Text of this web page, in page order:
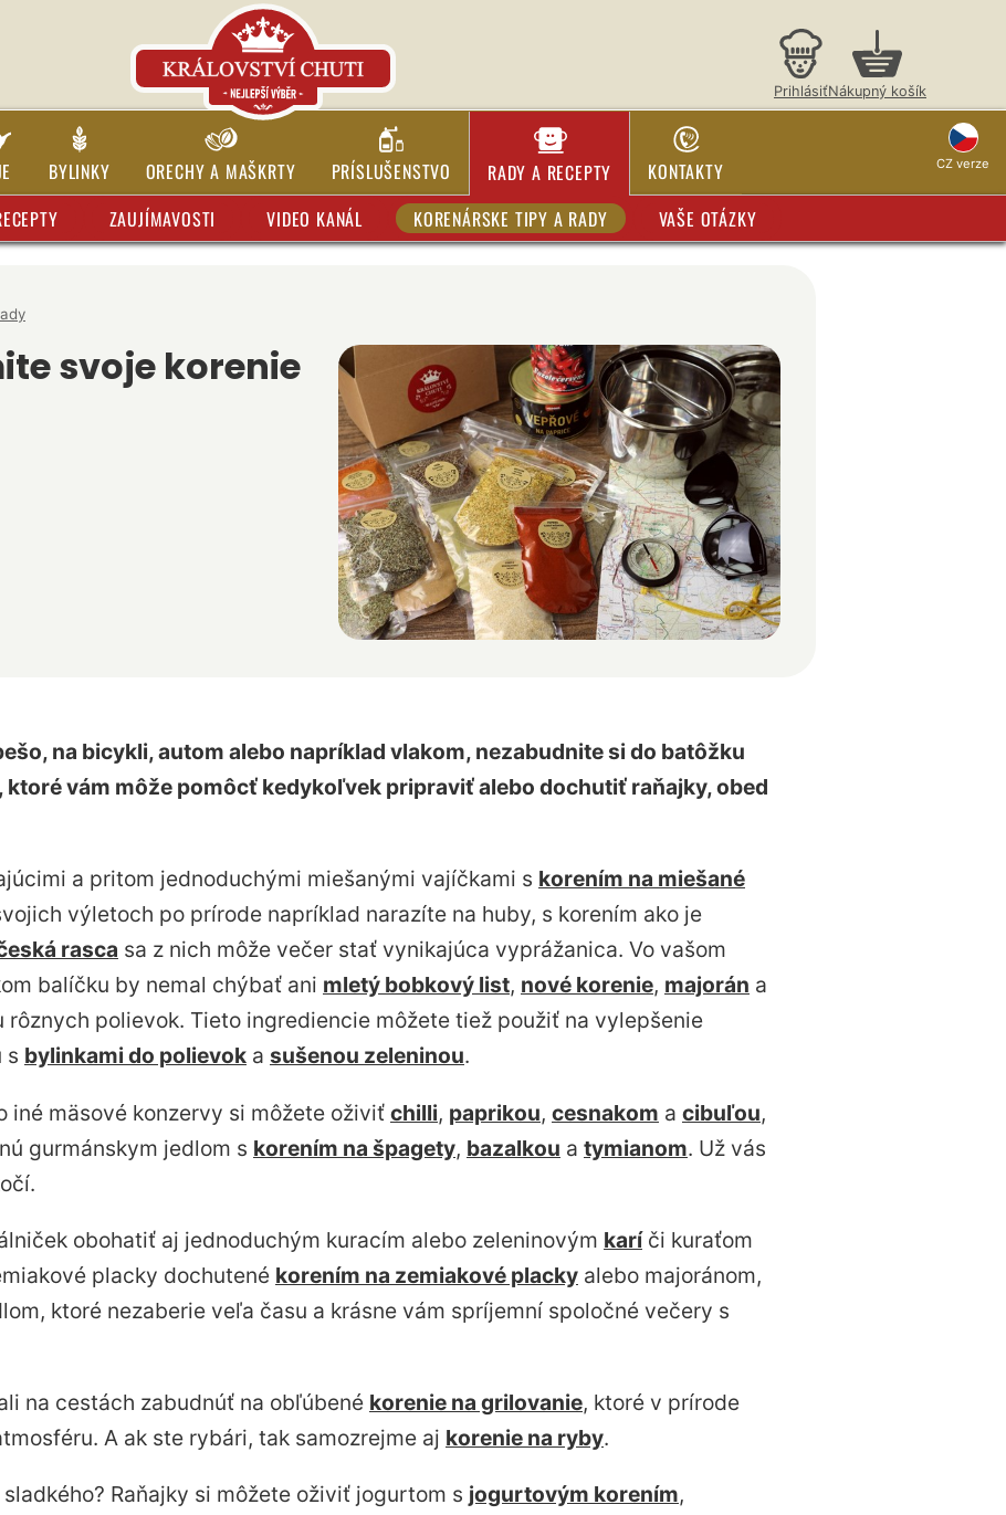
PrihlásiťNákupný košík
BYLINKY ORECHY A MAŠKRTY PRÍSLUŠENSTVO RADY A RECEPTY KONTAKTY CZ verze
ZAUJÍMAVOSTI VIDEO KANÁL KORENÁRSKE TIPY A RADY VAŠE OTÁZKY
svoje korenie
na bicykli, autom alebo napríklad vlakom, nezabudnite si do batôžku
vám môže pomôcť kedykoľvek pripraviť alebo dochutiť raňajky, obed
a pritom jednoduchými miešanými vajíčkami s korením na miešané
výletoch po prírode napríklad narazíte na huby, s korením ako je
rasca sa z nich môže večer stať vynikajúca vyprážanica. Vo vašom
balíčku by nemal chýbať ani mletý bobkový list, nové korenie, majorán a
rôznych polievok. Tieto ingrediencie môžete tiež použiť na vylepšenie
s bylinkami do polievok a sušenou zeleninou.
iné mäsové konzervy si môžete oživiť chilli, paprikou, cesnakom a cibuľou,
gurmánskym jedlom s korením na špagety, bazalkou a tymianom. Už vás
obohatiť aj jednoduchým kuracím alebo zeleninovým karíči kuraťom
placky dochutené korením na zemiakové placky alebo majoránom,
ktoré nezaberie veľa času a krásne vám spríjemní spoločné večery s
na cestách zabudnúť na obľúbené korenie na grilovanie, ktoré v prírode
A ak ste rybári, tak samozrejme aj korenie na ryby.
Raňajky si môžete oživiť jogurtom s jogurtovým korením,